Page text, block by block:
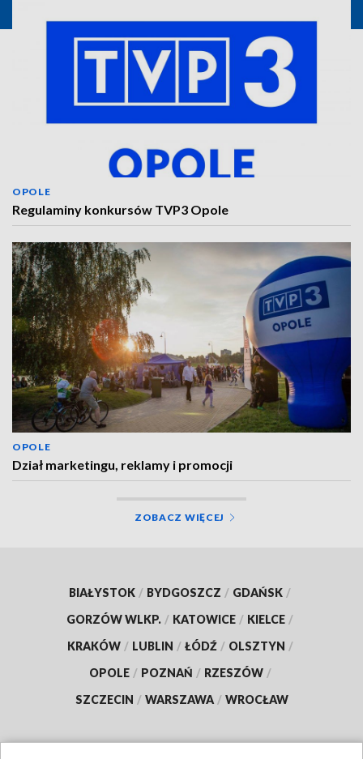
OPOLE
Regulaminy konkursów TVP3 Opole
OPOLE
Dział marketingu, reklamy i promocji
ZOBACZ WIĘCEJ
BIAŁYSTOK / BYDGOSZCZ / GDAŃSK /
GORZÓW WLKP. / KATOWICE / KIELCE /
KRAKÓW / LUBLIN / ŁÓDŹ / OLSZTYN /
OPOLE / POZNAŃ / RZESZÓW /
SZCZECIN / WARSZAWA / WROCŁAW